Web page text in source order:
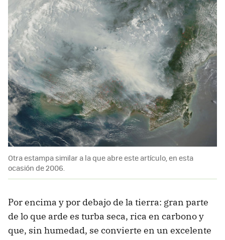
Otra estampa similar a la que abre este artículo, en esta
ocasión de 2006.
Por encima y por debajo de la tierra: gran parte
de lo que arde es turba seca, rica en carbono y
que, sin humedad, se convierte en un excelente